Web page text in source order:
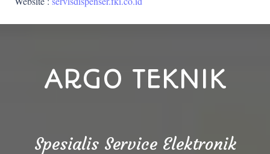
ARGO TEKNIK
Spesialis Service Elektronik